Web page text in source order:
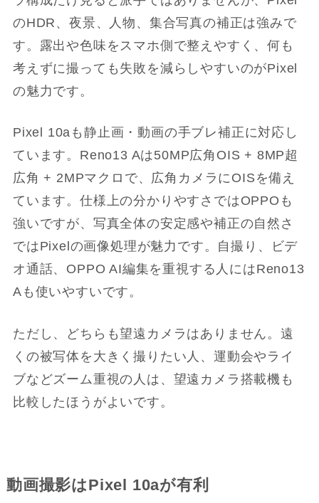
のHDR、夜景、人物、集合写真の補正は強みで
す。露出や色味をスマホ側で整えやすく、何も
考えずに撮っても失敗を減らしやすいのがPixel
の魅力です。
Pixel 10aも静止画・動画の手ブレ補正に対応し
ています。Reno13 Aは50MP広角OIS + 8MP超
広角 + 2MPマクロで、広角カメラにOISを備え
ています。仕様上の分かりやすさではOPPOも
強いですが、写真全体の安定感や補正の自然さ
ではPixelの画像処理が魅力です。自撮り、ビデ
オ通話、OPPO AI編集を重視する人にはReno13
Aも使いやすいです。
ただし、どちらも望遠カメラはありません。遠
くの被写体を大きく撮りたい人、運動会やライ
ブなどズーム重視の人は、望遠カメラ搭載機も
比較したほうがよいです。
動画撮影はPixel 10aが有利